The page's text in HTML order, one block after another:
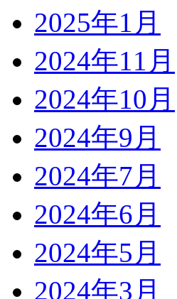
2025年1月
2024年11月
2024年10月
2024年9月
2024年7月
2024年6月
2024年5月
2024年3月